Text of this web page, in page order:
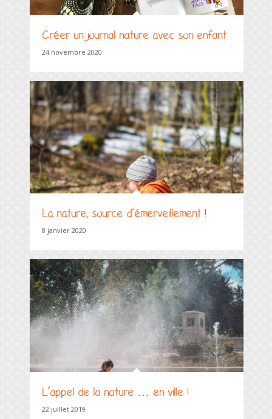
Créer un journal nature avec son enfant
24 novembre 2020
La nature, source d’émerveillement !
8 janvier 2020
L’appel de la nature … en ville !
22 juillet 2019